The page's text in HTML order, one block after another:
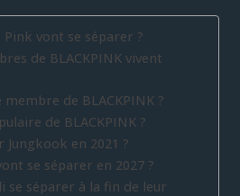
Pink vont se séparer ?
de BLACKPINK vivent
de BLACKPINK ?
de BLACKPINK ?
en 2021 ?
se séparer en 2027 ?
se séparer à la fin de leur